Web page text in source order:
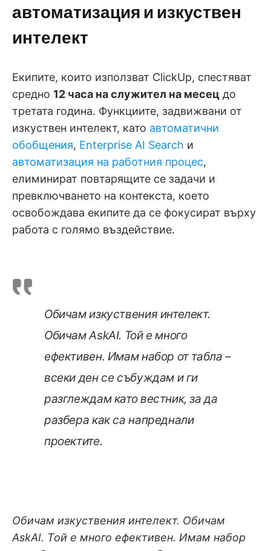
автоматизация и изкуствен
интелект
Екипите, които използват ClickUp, спестяват
средно 12 часа на служител на месец до
третата година. Функциите, задвижвани от
изкуствен интелект, като автоматични
обобщения, Enterprise AI Search и
автоматизация на работния процес,
елиминират повтарящите се задачи и
превключването на контекста, което
освобождава екипите да се фокусират върху
работа с голямо въздействие.
Обичам изкуствения интелект.
Обичам AskAI. Той е много
ефективен. Имам набор от табла –
всеки ден се събуждам и ги
разглеждам като вестник, за да
разбера как са напреднали
проектите.
Обичам изкуствения интелект. Обичам
AskAI. Той е много ефективен. Имам набор